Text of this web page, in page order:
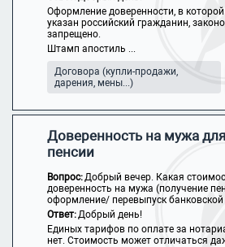
Оформление доверенности, в
указан российский гражданин,
запрещено.
Штамп апостиль ...
Договора (купли-продажи,
дарения, мены...)
Доверенность на мужа
пенсии
Вопрос:Добрый вечер. Какая
доверенность на мужа (получение
оформление/ перевыпуск банковской
Ответ:Добрый день!
Единых тарифов по оплате за
нет. Стоимость может отличаться